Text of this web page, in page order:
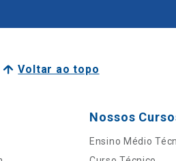
Voltar ao topo
Nossos
Ensino Médio